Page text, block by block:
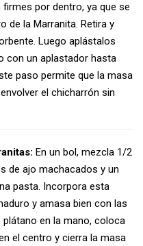
por dentro, ya que se
de la Marranita. Retira y
Luego aplástalos
con un aplastador hasta
paso permite que la masa
el chicharrón sin
En un bol, mezcla 1/2
de ajo machacados y un
pasta. Incorpora esta
y amasa bien con las
en la mano, coloca
el centro y cierra la masa